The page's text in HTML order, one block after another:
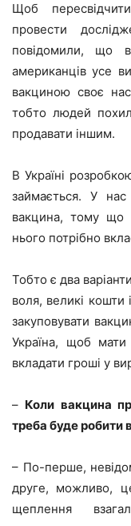
Щоб
провести
повідомили, що
американців усе
вакциною своє
тобто людей
продавати іншим.
В Україні
займається. У нас
вакцина, тому що
нього потрібно
Тобто є два
воля, великі
закуповувати
Україна, щоб мати
вкладати гроші у
– Коли вакцина
треба буде
– По-перше,
друге, можливо,
щеплення